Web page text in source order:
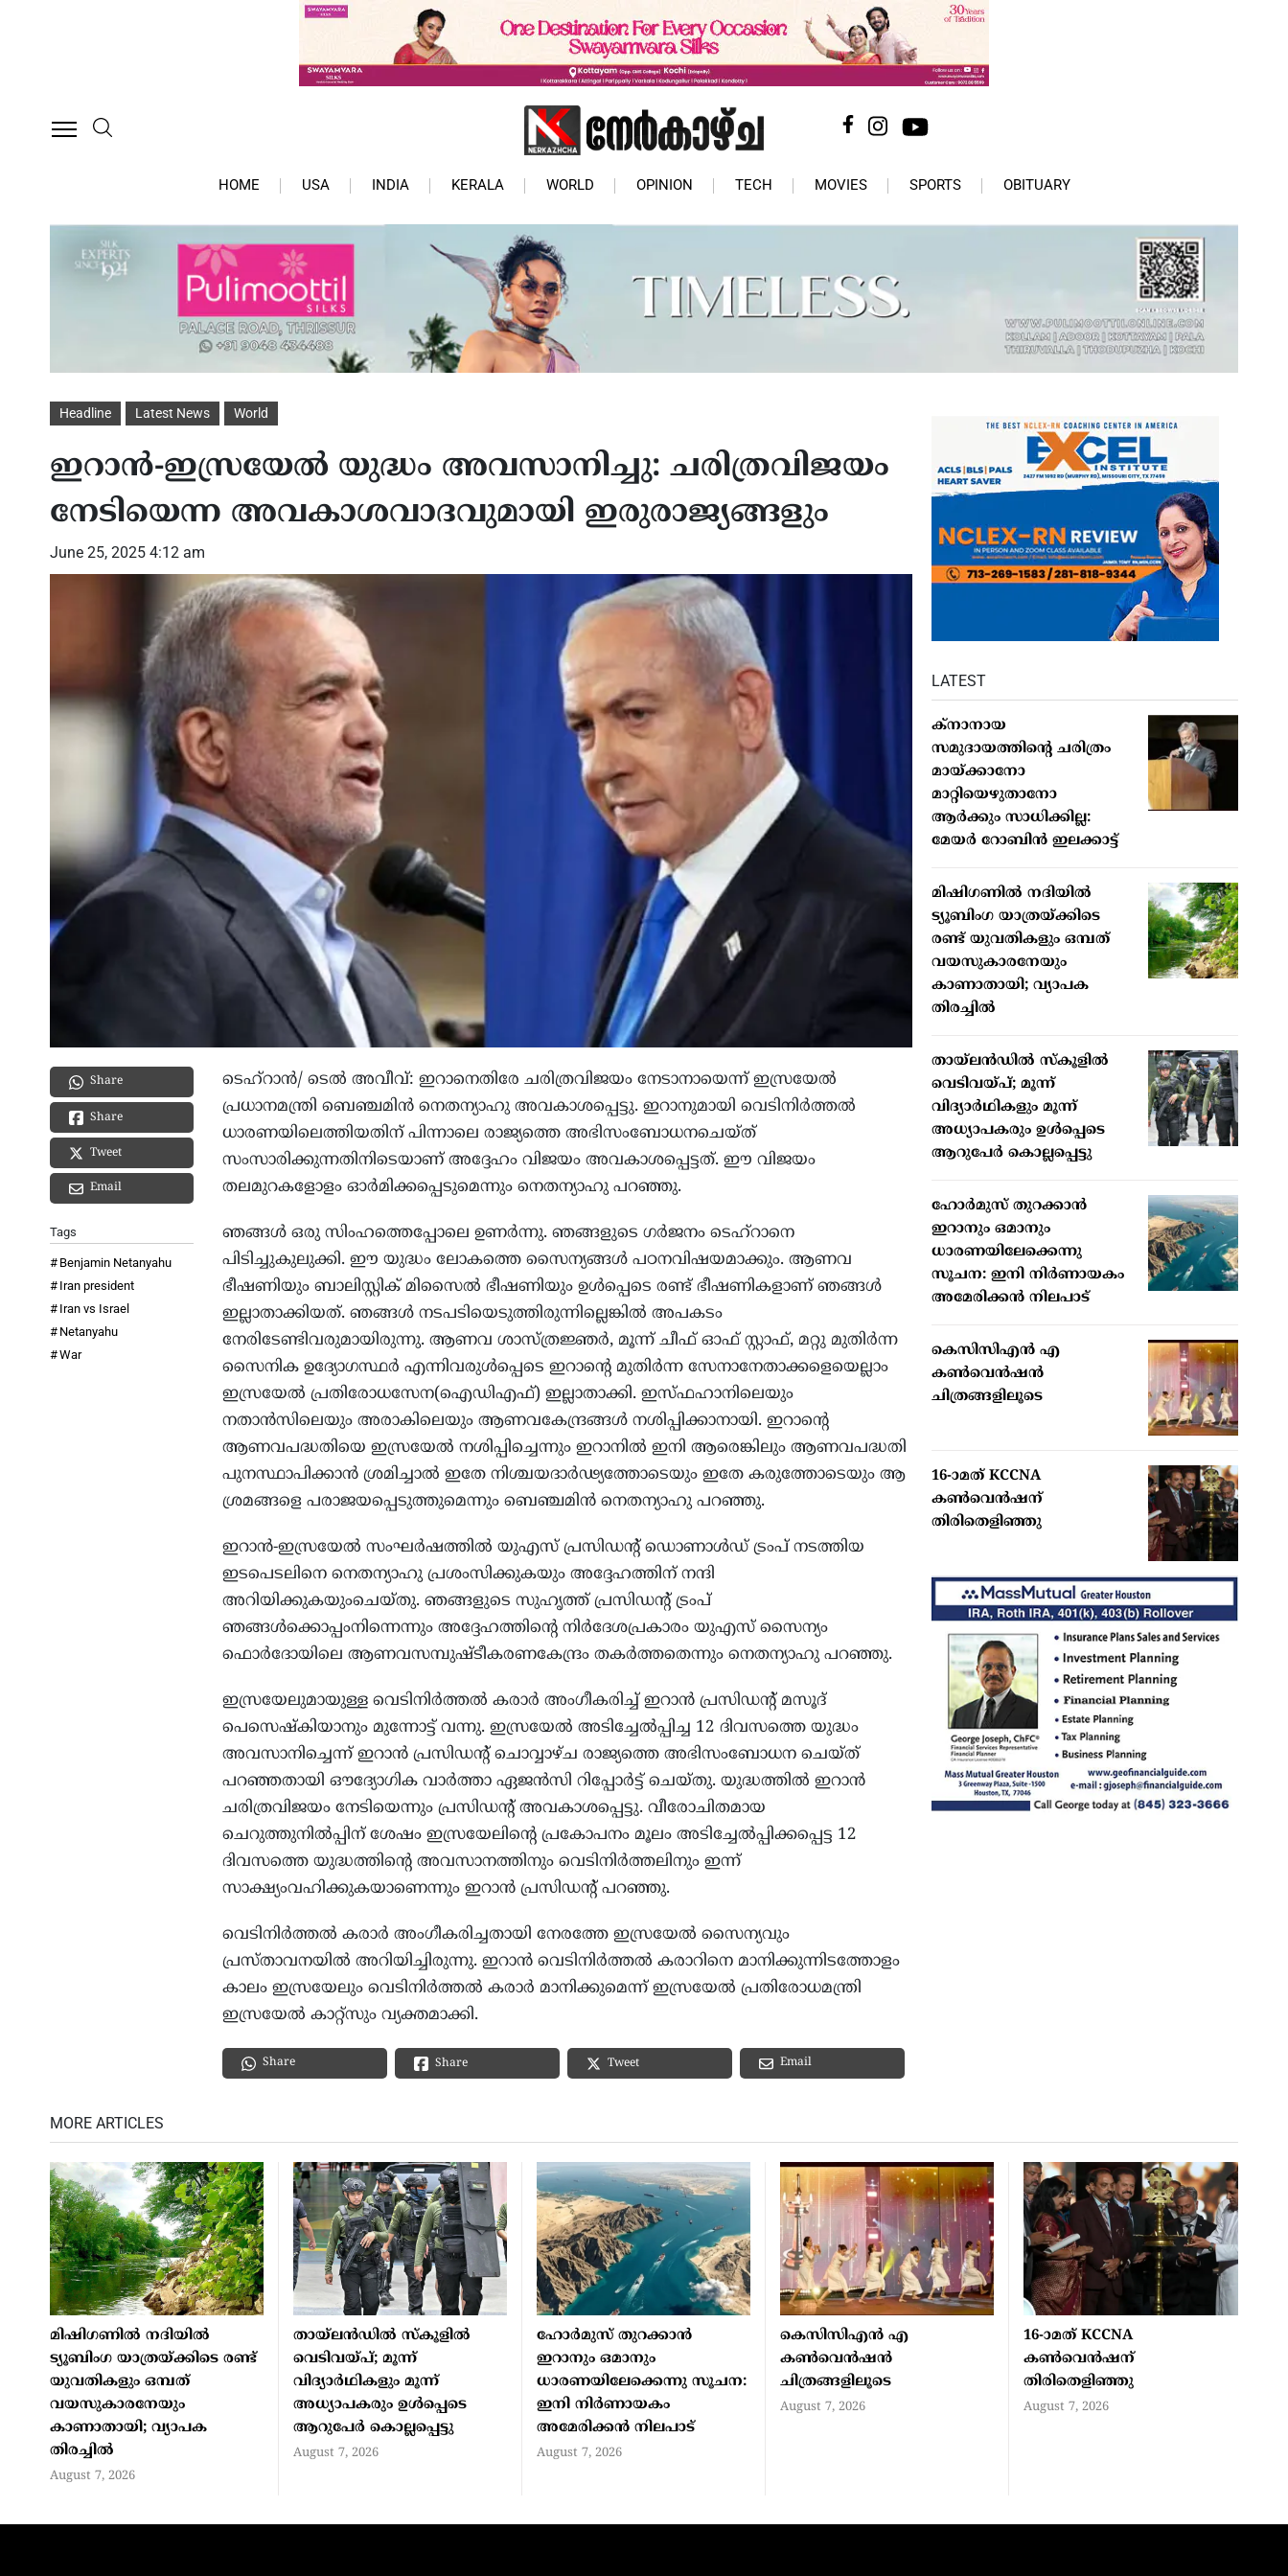
HOME USA INDIA KERALA WORLD OPINION TECH MOVIES SPORTS OBITUARY
Headline Latest News World
ഇറാൻ-ഇസ്രയേൽ യുദ്ധം അവസാനിച്ചു: ചരിത്രവിജയം
നേടിയെന്ന അവകാശവാദവുമായി ഇരുരാജ്യങ്ങളും
June 25, 2025 4:12 am
Share
Share
Tweet
Email
Tags
Benjamin Netanyahu
Iran president
Iran vs Israel
Netanyahu
War
ടെഹ്‌റാന്‍/ ടെല്‍ അവീവ്: ഇറാനെതിരേ ചരിത്രവിജയം നേടാനായെന്ന് ഇസ്രയേല്‍
പ്രധാനമന്ത്രി ബെഞ്ചമിന്‍ നെതന്യാഹു അവകാശപ്പെട്ടു. ഇറാനുമായി വെടിനിര്‍ത്തല്‍
ധാരണയിലെത്തിയതിന് പിന്നാലെ രാജ്യത്തെ അഭിസംബോധനചെയ്ത്
സംസാരിക്കുന്നതിനിടെയാണ് അദ്ദേഹം വിജയം അവകാശപ്പെട്ടത്. ഈ വിജയം
തലമുറകളോളം ഓര്‍മിക്കപ്പെടുമെന്നും നെതന്യാഹു പറഞ്ഞു.
ഞങ്ങള്‍ ഒരു സിംഹത്തെപ്പോലെ ഉണര്‍ന്നു. ഞങ്ങളുടെ ഗര്‍ജനം ടെഹ്‌റാനെ
പിടിച്ചുകുലുക്കി. ഈ യുദ്ധം ലോകത്തെ സൈന്യങ്ങള്‍ പഠനവിഷയമാക്കും. ആണവ
ഭീഷണിയും ബാലിസ്റ്റിക് മിസൈല്‍ ഭീഷണിയും ഉള്‍പ്പെടെ രണ്ട് ഭീഷണികളാണ് ഞങ്ങള്‍
ഇല്ലാതാക്കിയത്. ഞങ്ങള്‍ നടപടിയെടുത്തിരുന്നില്ലെങ്കില്‍ അപകടം
നേരിടേണ്ടിവരുമായിരുന്നു. ആണവ ശാസ്ത്രജ്ഞര്‍, മൂന്ന് ചീഫ് ഓഫ് സ്റ്റാഫ്, മറ്റു മുതിര്‍ന്ന
സൈനിക ഉദ്യോഗസ്ഥര്‍ എന്നിവരുള്‍പ്പെടെ ഇറാന്റെ മുതിര്‍ന്ന സേനാനേതാക്കളെയെല്ലാം
ഇസ്രയേല്‍ പ്രതിരോധസേന(ഐഡിഎഫ്) ഇല്ലാതാക്കി. ഇസ്ഫഹാനിലെയും
നതാന്‍സിലെയും അരാകിലെയും ആണവകേന്ദ്രങ്ങള്‍ നശിപ്പിക്കാനായി. ഇറാന്റെ
ആണവപദ്ധതിയെ ഇസ്രയേല്‍ നശിപ്പിച്ചെന്നും ഇറാനില്‍ ഇനി ആരെങ്കിലും ആണവപദ്ധതി
പുനസ്ഥാപിക്കാന്‍ ശ്രമിച്ചാല്‍ ഇതേ നിശ്ചയദാര്‍ഢ്യത്തോടെയും ഇതേ കരുത്തോടെയും ആ
ശ്രമങ്ങളെ പരാജയപ്പെടുത്തുമെന്നും ബെഞ്ചമിന്‍ നെതന്യാഹു പറഞ്ഞു.
ഇറാന്‍-ഇസ്രയേല്‍ സംഘര്‍ഷത്തില്‍ യുഎസ് പ്രസിഡന്റ് ഡൊണാള്‍ഡ് ട്രംപ് നടത്തിയ
ഇടപെടലിനെ നെതന്യാഹു പ്രശംസിക്കുകയും അദ്ദേഹത്തിന് നന്ദി
അറിയിക്കുകയുംചെയ്തു. ഞങ്ങളുടെ സുഹൃത്ത് പ്രസിഡന്റ് ട്രംപ്
ഞങ്ങള്‍ക്കൊപ്പംനിന്നെന്നും അദ്ദേഹത്തിന്റെ നിര്‍ദേശപ്രകാരം യുഎസ് സൈന്യം
ഫൊര്‍ദോയിലെ ആണവസമ്പുഷ്ടീകരണകേന്ദ്രം തകര്‍ത്തതെന്നും നെതന്യാഹു പറഞ്ഞു.
ഇസ്രയേലുമായുള്ള വെടിനിര്‍ത്തല്‍ കരാര്‍ അംഗീകരിച്ച് ഇറാന്‍ പ്രസിഡന്റ് മസൂദ്
പെസെഷ്‌കിയാനും മുന്നോട്ട് വന്നു. ഇസ്രയേല്‍ അടിച്ചേല്‍പ്പിച്ച 12 ദിവസത്തെ യുദ്ധം
അവസാനിച്ചെന്ന് ഇറാന്‍ പ്രസിഡന്റ് ചൊവ്വാഴ്ച രാജ്യത്തെ അഭിസംബോധന ചെയ്ത്
പറഞ്ഞതായി ഔദ്യോഗിക വാര്‍ത്താ ഏജന്‍സി റിപ്പോര്‍ട്ട് ചെയ്തു. യുദ്ധത്തില്‍ ഇറാന്‍
ചരിത്രവിജയം നേടിയെന്നും പ്രസിഡന്റ് അവകാശപ്പെട്ടു. വീരോചിതമായ
ചെറുത്തുനില്‍പ്പിന് ശേഷം ഇസ്രയേലിന്റെ പ്രകോപനം മൂലം അടിച്ചേല്‍പ്പിക്കപ്പെട്ട 12
ദിവസത്തെ യുദ്ധത്തിന്റെ അവസാനത്തിനും വെടിനിര്‍ത്തലിനും ഇന്ന്
സാക്ഷ്യംവഹിക്കുകയാണെന്നും ഇറാന്‍ പ്രസിഡന്റ് പറഞ്ഞു.
വെടിനിര്‍ത്തല്‍ കരാര്‍ അംഗീകരിച്ചതായി നേരത്തേ ഇസ്രയേല്‍ സൈന്യവും
പ്രസ്താവനയില്‍ അറിയിച്ചിരുന്നു. ഇറാന്‍ വെടിനിര്‍ത്തല്‍ കരാറിനെ മാനിക്കുന്നിടത്തോളം
കാലം ഇസ്രയേലും വെടിനിര്‍ത്തല്‍ കരാര്‍ മാനിക്കുമെന്ന് ഇസ്രയേല്‍ പ്രതിരോധമന്ത്രി
ഇസ്രയേല്‍ കാറ്റ്‌സും വ്യക്തമാക്കി.
Share Share Tweet Email
LATEST
ക്നാനായ
സമുദായത്തിന്റെ ചരിത്രം
മായ്ക്കാനോ
മാറ്റിയെഴുതാനോ
ആർക്കും സാധിക്കില്ല:
മേയർ റോബിൻ ഇലക്കാട്ട്
മിഷിഗണില്‍ നദിയില്‍
ട്യൂബിംഗ യാത്രയ്ക്കിടെ
രണ്ട് യുവതികളും ഒമ്പത്
വയസുകാരനേയും
കാണാതായി; വ്യാപക
തിരച്ചില്‍
തായ്ലന്‍ഡില്‍ സ്‌കൂളില്‍
വെടിവയ്പ്; മൂന്ന്
വിദ്യാര്‍ഥികളും മൂന്ന്
അധ്യാപകരും ഉള്‍പ്പെടെ
ആറുപേര്‍ കൊല്ലപ്പെട്ടു
ഹോര്‍മുസ് തുറക്കാന്‍
ഇറാനും ഒമാനും
ധാരണയിലേക്കെന്നു
സൂചന: ഇനി നിര്‍ണായകം
അമേരിക്കന്‍ നിലപാട്
കെസിസിഎൻ എ
കൺവെൻഷൻ
ചിത്രങ്ങളിലൂടെ
16-ാമത് KCCNA
കൺവെൻഷന്
തിരിതെളിഞ്ഞു
MORE ARTICLES
മിഷിഗണില്‍ നദിയില്‍
ട്യൂബിംഗ യാത്രയ്ക്കിടെ രണ്ട്
യുവതികളും ഒമ്പത്
വയസുകാരനേയും
കാണാതായി; വ്യാപക
തിരച്ചില്‍
August 7, 2026
തായ്ലന്‍ഡില്‍ സ്‌കൂളില്‍
വെടിവയ്പ്; മൂന്ന്
വിദ്യാര്‍ഥികളും മൂന്ന്
അധ്യാപകരും ഉള്‍പ്പെടെ
ആറുപേര്‍ കൊല്ലപ്പെട്ടു
August 7, 2026
ഹോര്‍മുസ് തുറക്കാന്‍
ഇറാനും ഒമാനും
ധാരണയിലേക്കെന്നു സൂചന:
ഇനി നിര്‍ണായകം
അമേരിക്കന്‍ നിലപാട്
August 7, 2026
കെസിസിഎൻ എ
കൺവെൻഷൻ
ചിത്രങ്ങളിലൂടെ
August 7, 2026
16-ാമത് KCCNA
കൺവെൻഷന്
തിരിതെളിഞ്ഞു
August 7, 2026